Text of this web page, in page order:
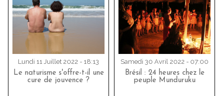
Lundi 11 Juillet 2022 - 18:13
Le naturisme s'offre-t-il une
cure de jouvence ?
Samedi 30 Avril 2022 - 07:00
Brésil : 24 heures chez le
peuple Munduruku